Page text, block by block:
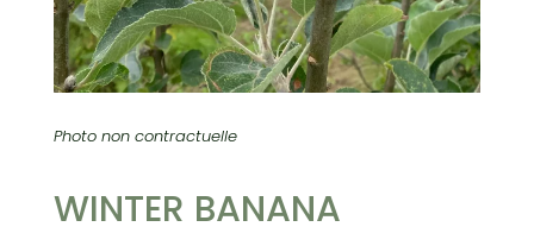
Photo non contractuelle
WINTER BANANA